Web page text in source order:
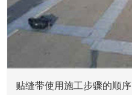
贴缝带使用施工步骤的顺序